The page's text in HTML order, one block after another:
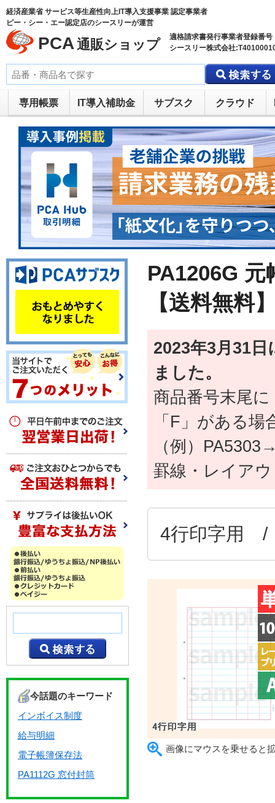
経済産業省 サービス等生産性向上IT導入支援事業 認定事業者
ピー・シー・エー認定店のシースリーが運営
PCA 通販ショップ
適格請求書発行事業者登録番号
シースリー株式会社
専用帳票 IT導入補助金 サブスク クラウド
今話題のキーワード
インボイス制度
給与明細
電子帳簿保存法
PA1112G 窓付封筒
PA1206G 元
【送料無料
2023年3月31
ました。
商品番号末尾
「F」がある
（例）
罫線・レイア
4行印字用
画像にマウスを乗せると